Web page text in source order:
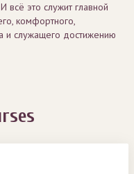
всё это служит главной
комфортного,
и служащего достижению